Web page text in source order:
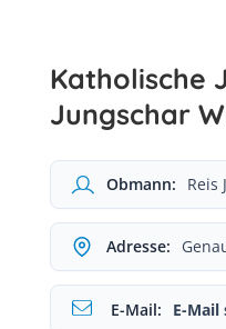
Katholische
Jungschar
Obmann: Reis
Adresse:
E-Mail: E-Mail